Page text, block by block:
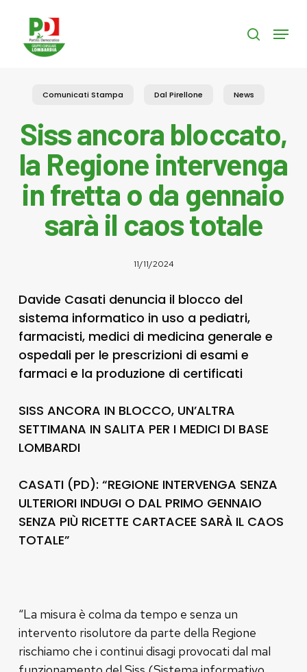
content
search
Menu
Comunicati Stampa Dal Pirellone News
Siss ancora bloccato,
la Regione intervenga
in fretta o da gennaio
sarà il caos totale
11/11/2024
Davide Casati denuncia il blocco del
sistema informatico in uso a pediatri,
farmacisti, medici di medicina generale e
ospedali per le prescrizioni di esami e
farmaci e la produzione di certificati
SISS ANCORA IN BLOCCO, UN’ALTRA
SETTIMANA IN SALITA PER I MEDICI DI BASE
LOMBARDI
CASATI (PD): “REGIONE INTERVENGA SENZA
ULTERIORI INDUGI O DAL PRIMO GENNAIO
SENZA PIÙ RICETTE CARTACEE SARÀ IL CAOS
TOTALE”
“La misura è colma da tempo e senza un
intervento risolutore da parte della Regione
rischiamo che i continui disagi provocati dal mal